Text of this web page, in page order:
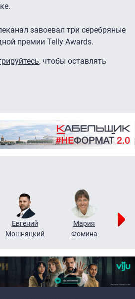
завоевал три серебряные
премии Telly Awards.
, чтобы оставлять
Евгений
Мошняцкий
Мария
Фомина